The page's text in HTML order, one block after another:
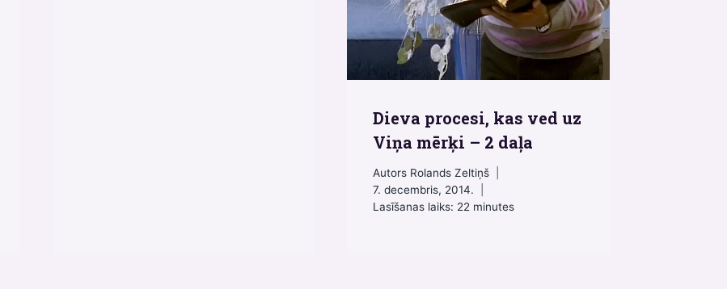
Dieva procesi, kas ved uz
Viņa mērķi – 2 daļa
Autors Rolands Zeltiņš
7. decembris, 2014.
Lasīšanas laiks: 22 minutes